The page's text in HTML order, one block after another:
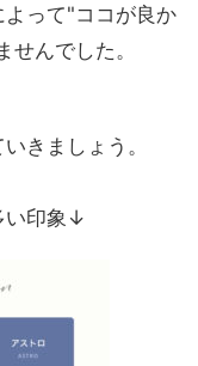
って"ココが良か
んでした。
きましょう。
い印象↓